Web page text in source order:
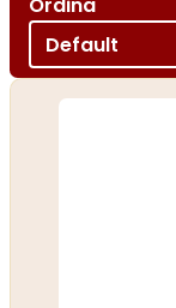
Ordina per
Sort content